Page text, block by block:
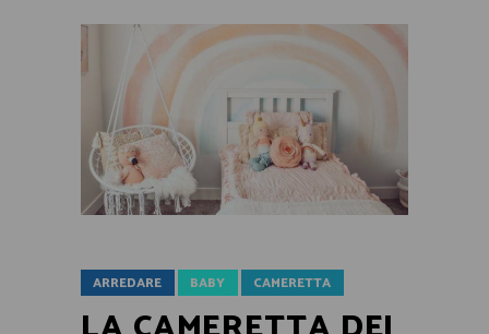
ARREDARE BABY CAMERETTA